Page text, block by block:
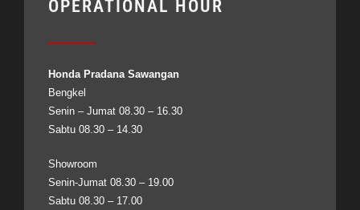
OPERATIONAL HOUR
Honda Pradana Sawangan
Bengkel
Senin – Jumat 08.30 – 16.30
Sabtu 08.30 – 14.30
Showroom
Senin-Jumat 08.30 – 19.00
Sabtu 08.30 – 17.00